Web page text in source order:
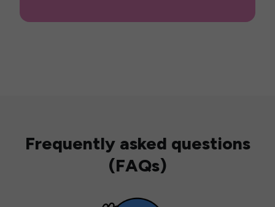
Frequently asked questions
(FAQs)